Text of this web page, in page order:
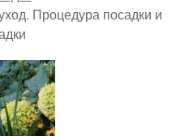
Процедура посадки и